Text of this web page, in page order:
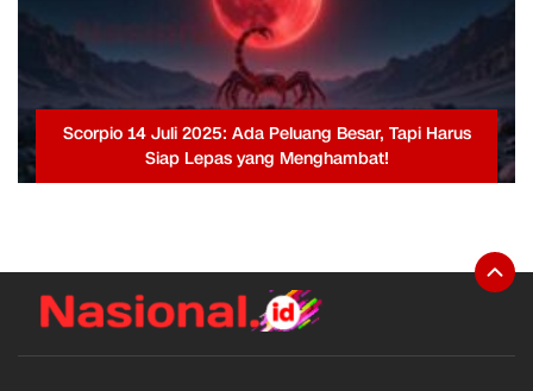
Scorpio 14 Juli 2025: Ada Peluang Besar, Tapi Harus
Siap Lepas yang Menghambat!